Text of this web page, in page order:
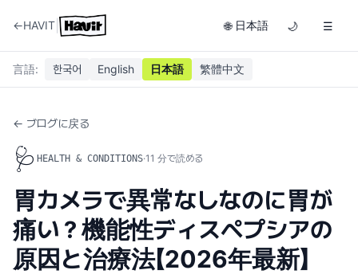
←HAVIT 🌐 日本語 🌙 ☰
言語: 한국어 English 日本語 繁體中文
← ブログに戻る
🩺 HEALTH & CONDITIONS·11 分で読める
胃カメラで異常なしなのに胃が
痛い？機能性ディスペプシアの
原因と治療法【2026年最新】